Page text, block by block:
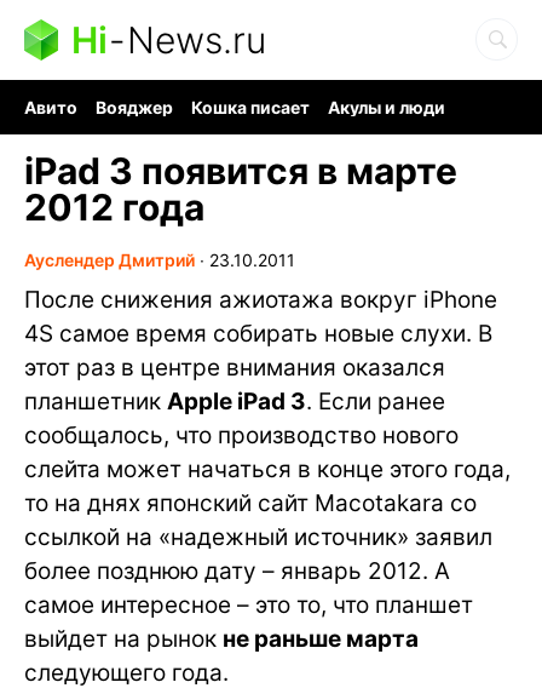
Hi-News.ru
Авито Вояджер Кошка писает
Акулы и люди
iPad 3 появится в марте
2012 года
Ауслендер Дмитрий ∙ 23.10.2011
После снижения ажиотажа вокруг iPhone
4S самое время собирать новые слухи. В
этот раз в центре внимания оказался
планшетник Apple iPad 3. Если ранее
сообщалось, что производство нового
слейта может начаться в конце этого года,
то на днях японский сайт Macotakara со
ссылкой на «надежный источник» заявил
более позднюю дату – январь 2012. А
самое интересное – это то, что планшет
выйдет на рынок не раньше марта
следующего года.